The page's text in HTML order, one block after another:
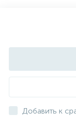
Добавить к